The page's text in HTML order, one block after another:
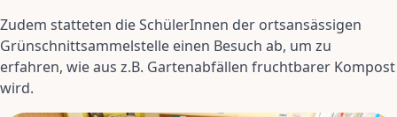
Zudem statteten die SchülerInnen der ortsansässigen
Grünschnittsammelstelle einen Besuch ab, um zu
erfahren, wie aus z.B. Gartenabfällen fruchtbarer Kompost
wird.